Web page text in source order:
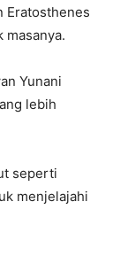
Eratosthenes
Yunani
lebih
seperti
menjelajahi